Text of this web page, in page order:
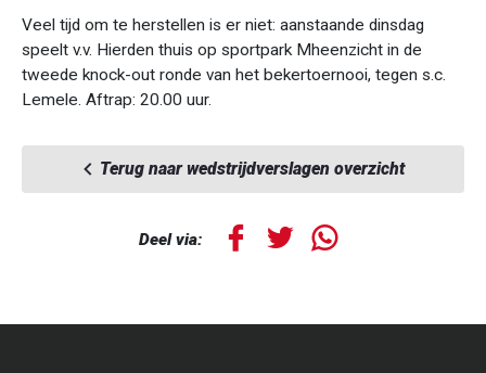
Veel tijd om te herstellen is er niet: aanstaande dinsdag
speelt v.v. Hierden thuis op sportpark Mheenzicht in de
tweede knock-out ronde van het bekertoernooi, tegen s.c.
Lemele. Aftrap: 20.00 uur.
Terug naar wedstrijdverslagen overzicht
Deel via: